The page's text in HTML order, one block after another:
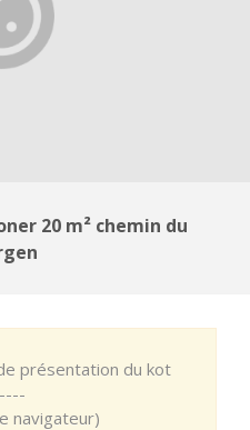
20 m² chemin du
présentation du kot
navigateur)